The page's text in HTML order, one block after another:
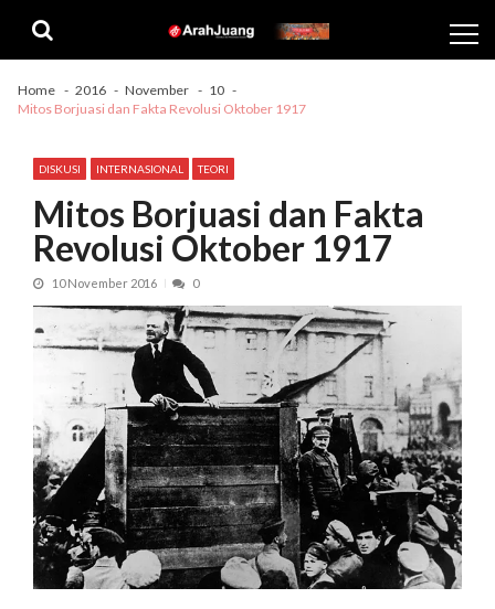
navigation
content
Home 2016 November
10
Mitos Borjuasi dan Fakta Revolusi Oktober 1917
DISKUSI INTERNASIONAL TEORI
Mitos Borjuasi dan Fakta
Revolusi Oktober 1917
10 November 2016 0